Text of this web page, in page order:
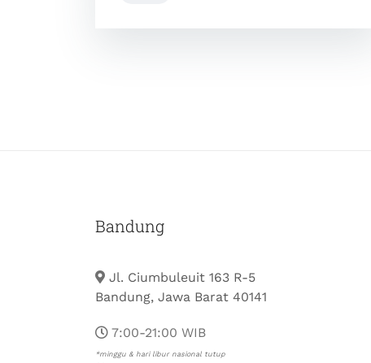
Bandung
Jl. Ciumbuleuit 163 R-5
Bandung, Jawa Barat 40141
7:00-21:00 WIB
*minggu & hari libur nasional tutup